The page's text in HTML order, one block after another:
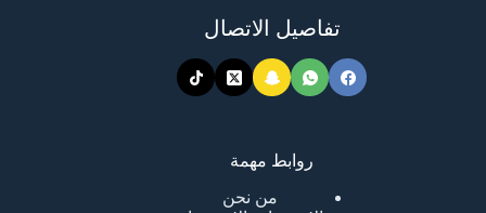
تفاصيل الاتصال
روابط مهمة
من نحن